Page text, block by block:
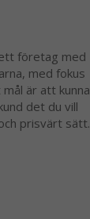
företag med
med fokus
är att kunna
det du vill
prisvärt sätt.